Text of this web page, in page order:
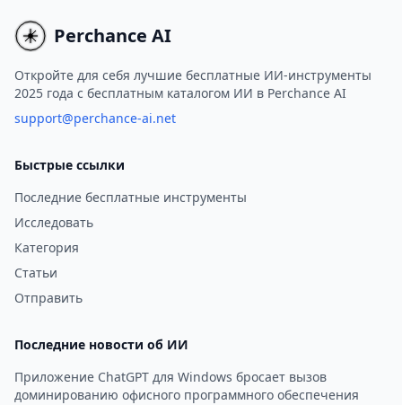
соответствующие
индивидуальным
предпочтениям и
характеристикам
пользователя.
Perchance AI
Откройте для себя лучшие бесплатные ИИ-инструменты
2025 года с бесплатным каталогом ИИ в Perchance AI
support@perchance-ai.net
Быстрые ссылки
Последние бесплатные инструменты
Исследовать
Категория
Статьи
Отправить
Последние новости об ИИ
Приложение ChatGPT для Windows бросает вызов
доминированию офисного программного обеспечения